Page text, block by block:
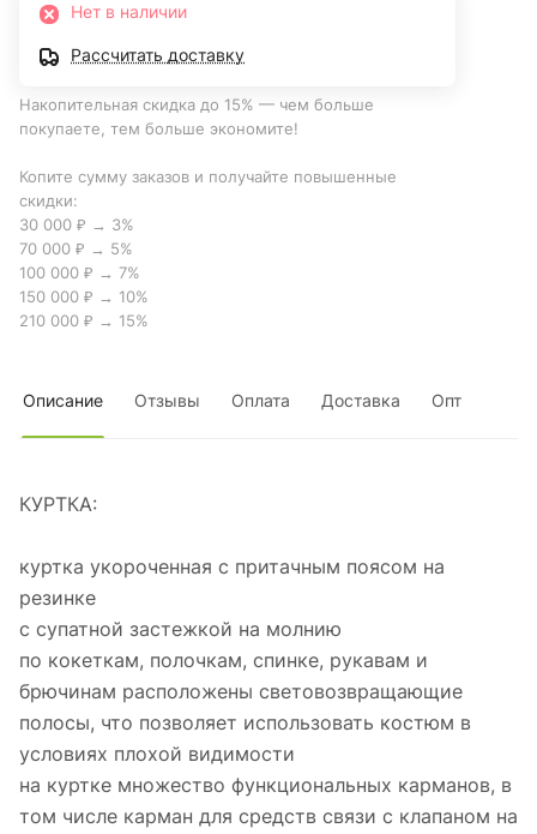
Нет в наличии
Рассчитать доставку
Накопительная скидка до 15% — чем больше
покупаете, тем больше экономите!
Копите сумму заказов и получайте повышенные
скидки:
30 000 ₽ → 3%
70 000 ₽ → 5%
100 000 ₽ → 7%
150 000 ₽ → 10%
210 000 ₽ → 15%
Описание Отзывы Оплата Доставка Опт
КУРТКА:
куртка укороченная с притачным поясом на
резинке
с супатной застежкой на молнию
по кокеткам, полочкам, спинке, рукавам и
брючинам расположены световозвращающие
полосы, что позволяет использовать костюм в
условиях плохой видимости
на куртке множество функциональных карманов, в
том числе карман для средств связи с клапаном на